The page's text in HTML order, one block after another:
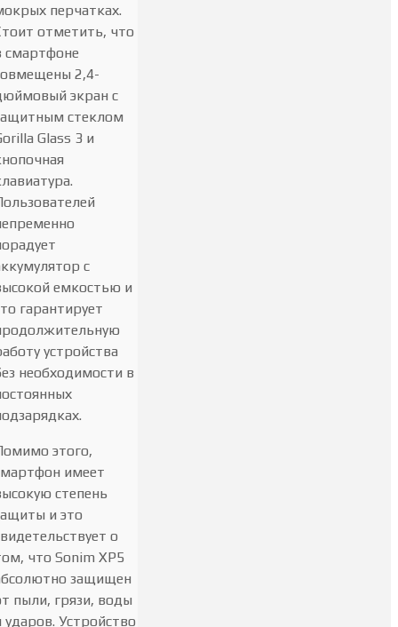
перчатках.
отметить, что
смартфоне
2,4-
экран с
стеклом
Glass 3 и
с
емкостью и
гарантирует
устройства
необходимости в
этого,
имеет
степень
и это
о
что Sonim XP5
защищен
пыли, грязи, воды
ударов. Устройство